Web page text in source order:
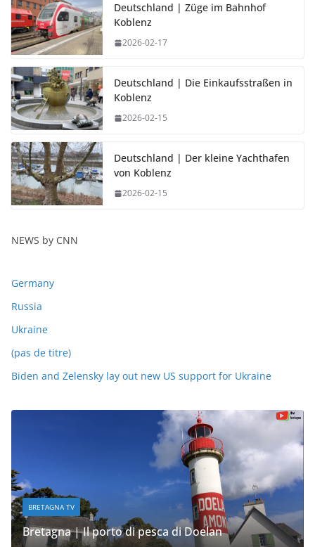
Deutschland | Züge im Bahnhof
Koblenz
2026-02-17
Deutschland | Die Einkaufsstraßen in
Koblenz
2026-02-15
Deutschland | Der kleine Yachthafen
von Koblenz
2026-02-15
NEWS by CNN
Germany
Russia
Ukraine
(pas de titre)
Biden and Zelensky lay out new US support for Ukraine
BRETAGNA TV
Bretagna | Il porto di pesca di Doelan